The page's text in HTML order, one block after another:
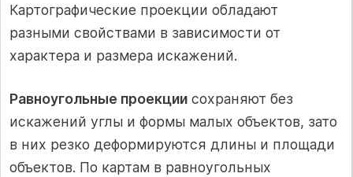
Картографические проекции обладают
разными свойствами в зависимости от
характера и размера искажений.
Равноугольные проекции сохраняют без
искажений углы и формы малых объектов, зато
в них резко деформируются длины и площади
объектов. По картам в равноугольных